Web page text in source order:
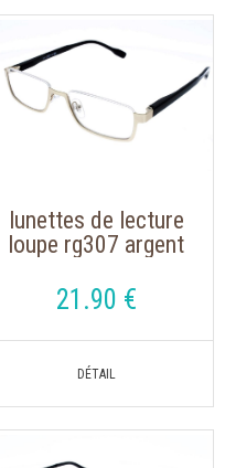
lunettes de lecture
loupe rg307 argent
21 .90 €